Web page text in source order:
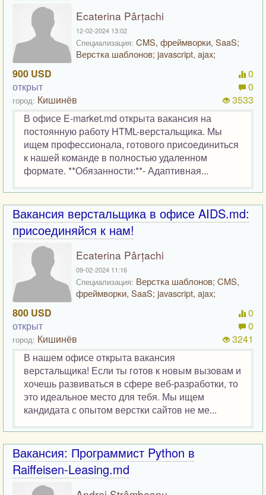
Ecaterina Pârțachi
12-02-2024 13:02
Специализация: CMS, фреймворки, SaaS;
Верстка шаблонов; javascript, ajax;
900 USD
открыт
город: Кишинёв
0
0
3533
В офисе E-market.md открыта вакансия на
постоянную работу HTML-верстальщика. Мы
ищем профессионала, готового присоединиться
к нашей команде в полностью удаленном
формате. **Обязанности:**- Адаптивная...
Вакансия верстальщика в офисе AIDS.md:
присоединяйся к нам!
Ecaterina Pârțachi
09-02-2024 11:16
Специализация: Верстка шаблонов; CMS,
фреймворки, SaaS; javascript, ajax;
800 USD
открыт
город: Кишинёв
0
0
3241
В нашем офисе открыта вакансия
верстальщика! Если ты готов к новым вызовам и
хочешь развиваться в сфере веб-разработки, то
это идеальное место для тебя. Мы ищем
кандидата с опытом верстки сайтов не ме...
Вакансия: Программист Python в
Raiffeisen-Leasing.md